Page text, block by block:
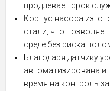
продлевает срок
Корпус насоса
стали, что
среде без риска
Благодаря датчику
автоматизирована и
время на контроль